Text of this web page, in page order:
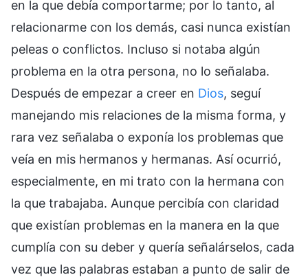
en la que debía comportarme; por lo tanto, al
relacionarme con los demás, casi nunca existían
peleas o conflictos. Incluso si notaba algún
problema en la otra persona, no lo señalaba.
Después de empezar a creer en Dios, seguí
manejando mis relaciones de la misma forma, y
rara vez señalaba o exponía los problemas que
veía en mis hermanos y hermanas. Así ocurrió,
especialmente, en mi trato con la hermana con
la que trabajaba. Aunque percibía con claridad
que existían problemas en la manera en la que
cumplía con su deber y quería señalárselos, cada
vez que las palabras estaban a punto de salir de